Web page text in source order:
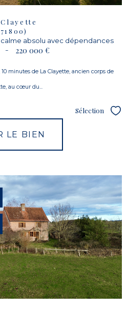
absolu avec dépendances
- 220 000 €
10 minutes de La Clayette, ancien corps de
au cœur du...
Sélection
LE BIEN